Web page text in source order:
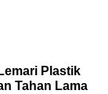
Plastik
Tahan Lama